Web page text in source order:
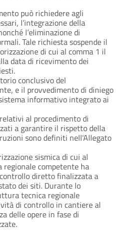
può richiedere agli
l’integrazione della
l’eliminazione di
Tale richiesta sospende il
di cui al comma 1 il
data di ricevimento dei
conclusivo del
e il provvedimento di diniego
informativo integrato ai
al procedimento di
a garantire il rispetto della
sono definiti nell'Allegato
sismica di cui al
competente ha
diretto finalizzata a
dei siti. Durante lo
tecnica regionale
di controllo in cantiere al
delle opere in fase di